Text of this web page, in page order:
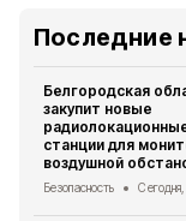
Последние
Белгородская
закупит новые
станции для
воздушной
Безопасность